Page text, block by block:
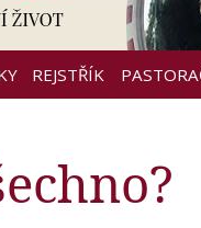
REJSTŘÍK